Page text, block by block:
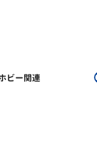
ビー関連